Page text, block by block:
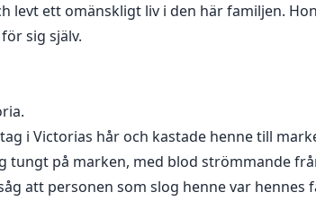
levt ett omänskligt liv i den här familjen.
sig själv.
i Victorias hår och kastade henne till
tungt på marken, med blod strömmande
att personen som slog henne var hennes